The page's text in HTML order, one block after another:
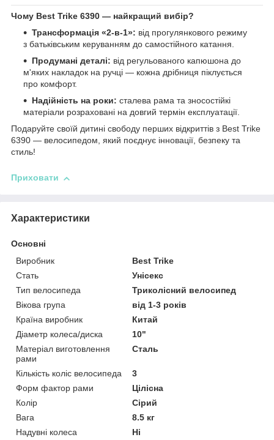
Чому Best Trike 6390 — найкращий вибір?
Трансформація «2-в-1»: від прогулянкового режиму
з батьківським керуванням до самостійного катання.
Продумані деталі: від регульованого капюшона до
м'яких накладок на ручці — кожна дрібниця піклується
про комфорт.
Надійність на роки: сталева рама та зносостійкі
матеріали розраховані на довгий термін експлуатації.
Подаруйте своїй дитині свободу перших відкриттів з Best Trike
6390 — велосипедом, який поєднує інновації, безпеку та
стиль!
Приховати
Характеристики
Основні
Виробник
Best Trike
Стать
Унісекс
Тип велосипеда
Триколісний велосипед
Вікова група
від 1-3 років
Країна виробник
Китай
Діаметр колеса/диска
10"
Матеріал виготовлення
рами
Сталь
Кількість коліс велосипеда
3
Форм фактор рами
Цілісна
Колір
Сірий
Вага
8.5 кг
Надувні колеса
Ні